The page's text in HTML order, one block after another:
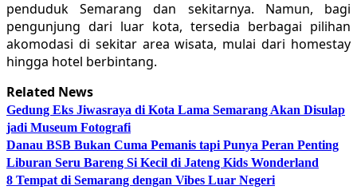
penduduk Semarang dan sekitarnya. Namun, bagi
pengunjung dari luar kota, tersedia berbagai pilihan
akomodasi di sekitar area wisata, mulai dari homestay
hingga hotel berbintang.
Related News
Gedung Eks Jiwasraya di Kota Lama Semarang Akan Disulap
jadi Museum Fotografi
Danau BSB Bukan Cuma Pemanis tapi Punya Peran Penting
Liburan Seru Bareng Si Kecil di Jateng Kids Wonderland
8 Tempat di Semarang dengan Vibes Luar Negeri